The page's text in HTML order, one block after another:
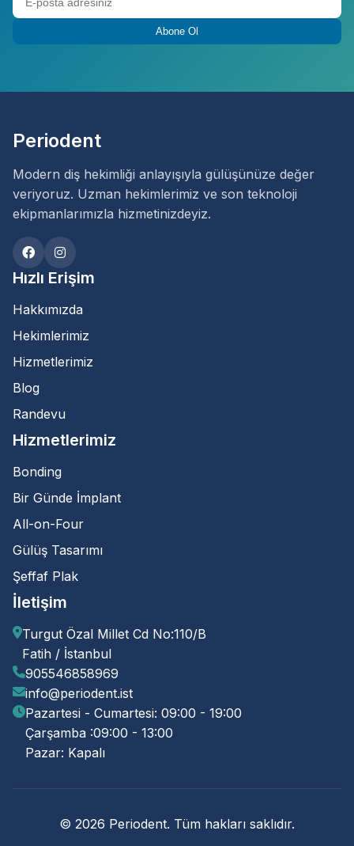
Abone Ol
Periodent
Modern diş hekimliği anlayışıyla gülüşünüze değer
veriyoruz. Uzman hekimlerimiz ve son teknoloji
ekipmanlarımızla hizmetinizdeyiz.
Hızlı Erişim
Hakkımızda
Hekimlerimiz
Hizmetlerimiz
Blog
Randevu
Hizmetlerimiz
Bonding
Bir Günde İmplant
All-on-Four
Gülüş Tasarımı
Şeffaf Plak
İletişim
Turgut Özal Millet Cd No:110/B
Fatih / İstanbul
905546858969
info@periodent.ist
Pazartesi - Cumartesi: 09:00 - 19:00
Çarşamba :09:00 - 13:00
Pazar: Kapalı
© 2026 Periodent. Tüm hakları saklıdır.